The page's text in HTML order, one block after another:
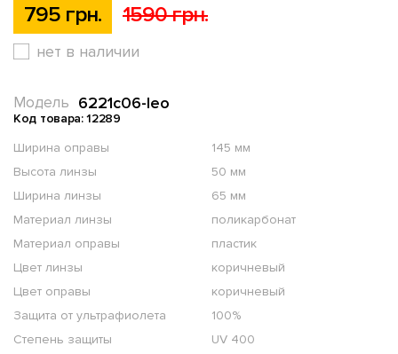
795 грн. 1590 грн.
нет в наличии
6221c06-leo
Модель
Код товара: 12289
Ширина оправы
145 мм
Высота линзы
50 мм
Ширина линзы
65 мм
Материал линзы
поликарбонат
Материал оправы
пластик
Цвет линзы
коричневый
Цвет оправы
коричневый
Защита от ультрафиолета
100%
Степень защиты
UV 400